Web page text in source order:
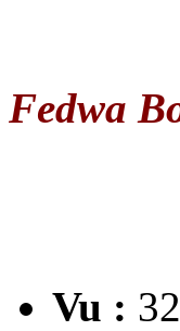
Fedwa
Vu :